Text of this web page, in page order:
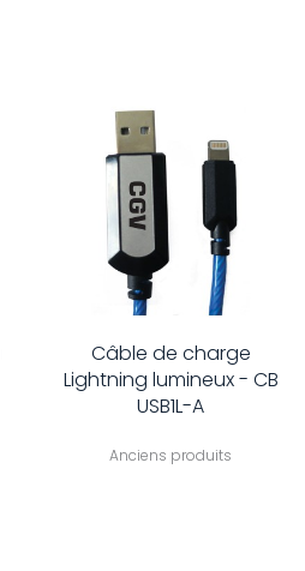
Câble de charge
Lightning lumineux - CB
USB1L-A
Anciens produits